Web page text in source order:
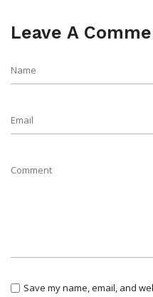
Leave A
Save my name, email, and